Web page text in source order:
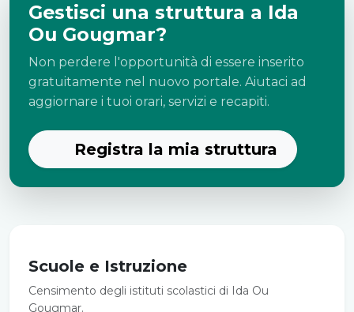
Gestisci una struttura a Ida
Ou Gougmar?
Non perdere l'opportunità di essere inserito
gratuitamente nel nuovo portale. Aiutaci ad
aggiornare i tuoi orari, servizi e recapiti.
Registra la mia struttura
Scuole e Istruzione
Censimento degli istituti scolastici di Ida Ou
Gougmar.